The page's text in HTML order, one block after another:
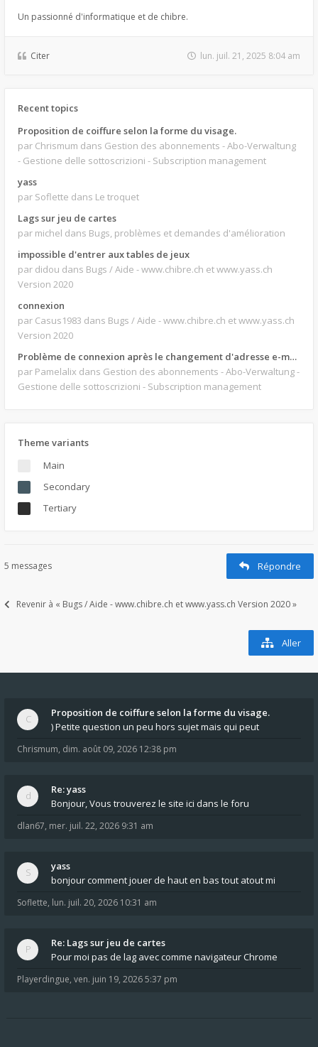
Un passionné d'informatique et de chibre.
Citer lun. juil. 21, 2025 8:04 am
Recent topics
Proposition de coiffure selon la forme du visage.
par Chrismum dans Gestion des abonnements - Abo-Verwaltung
- Gestione delle sottoscrizioni - Subscription management
yass
par Soflette dans Le troquet
Lags sur jeu de cartes
par michel dans Bugs, problèmes et demandes d'amélioration
impossible d'entrer aux tables de jeux
par didou dans Bugs / Aide - www.chibre.ch et www.yass.ch
Version 2020
connexion
par Casus1983 dans Bugs / Aide - www.chibre.ch et www.yass.ch
Version 2020
Problème de connexion après le changement d'adresse e-mail.
par Pamelalix dans Gestion des abonnements - Abo-Verwaltung -
Gestione delle sottoscrizioni - Subscription management
Theme variants
Main
Secondary
Tertiary
5 messages Répondre
Revenir à « Bugs / Aide - www.chibre.ch et www.yass.ch Version 2020 »
Aller
Proposition de coiffure selon la forme du visage.
) Petite question un peu hors sujet mais qui peut
Chrismum, dim. août 09, 2026 12:38 pm
Re: yass
Bonjour, Vous trouverez le site ici dans le foru
dlan67, mer. juil. 22, 2026 9:31 am
yass
bonjour comment jouer de haut en bas tout atout mi
Soflette, lun. juil. 20, 2026 10:31 am
Re: Lags sur jeu de cartes
Pour moi pas de lag avec comme navigateur Chrome
Playerdingue, ven. juin 19, 2026 5:37 pm